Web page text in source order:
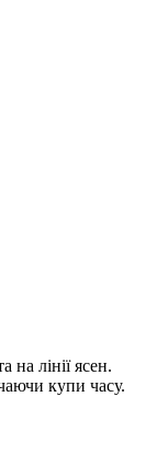
на лінії ясен.
купи часу.